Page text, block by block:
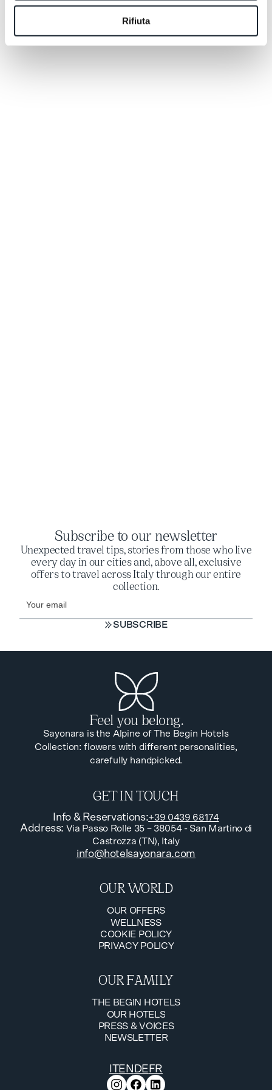
Rifiuta
Subscribe to our newsletter
Unexpected travel tips, stories from those who live
every day in our cities and, above all, exclusive
offers to travel across Italy through our entire
collection.
SUBSCRIBE
Feel you belong.
Sayonara is the Alpine of The Begin Hotels
Collection: flowers with different personalities,
carefully handpicked.
GET IN TOUCH
Info & Reservations:+39 0439 68174
Address: Via Passo Rolle 35 – 38054 - San Martino di
Castrozza (TN), Italy
info@hotelsayonara.com
OUR WORLD
OUR OFFERS
OUR OFFERS
WELLNESS
WELLNESS
COOKIE POLICY
COOKIE POLICY
PRIVACY POLICY
OUR FAMILY
THE BEGIN HOTELS
THE BEGIN HOTELS
OUR HOTELS
OUR HOTELS
PRESS & VOICES
PRESS & VOICES
NEWSLETTER
ITEN DE FR